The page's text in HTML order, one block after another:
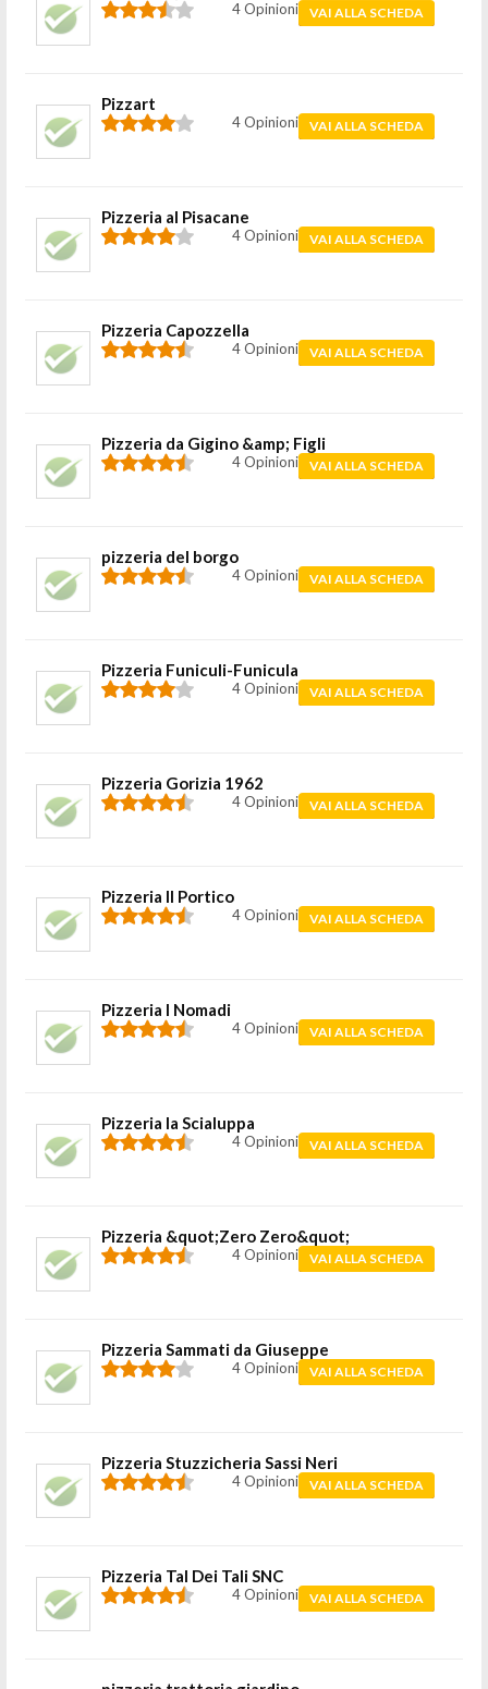
4 Opinioni VAI ALLA SCHEDA
Pizzart
4 Opinioni VAI ALLA SCHEDA
Pizzeria al Pisacane
4 Opinioni VAI ALLA SCHEDA
Pizzeria Capozzella
4 Opinioni VAI ALLA SCHEDA
Pizzeria da Gigino &amp; Figli
4 Opinioni VAI ALLA SCHEDA
pizzeria del borgo
4 Opinioni VAI ALLA SCHEDA
Pizzeria Funiculi-Funicula
4 Opinioni VAI ALLA SCHEDA
Pizzeria Gorizia 1962
4 Opinioni VAI ALLA SCHEDA
Pizzeria Il Portico
4 Opinioni VAI ALLA SCHEDA
Pizzeria I Nomadi
4 Opinioni VAI ALLA SCHEDA
Pizzeria la Scialuppa
4 Opinioni VAI ALLA SCHEDA
Pizzeria &quot;Zero Zero&quot;
4 Opinioni VAI ALLA SCHEDA
Pizzeria Sammati da Giuseppe
4 Opinioni VAI ALLA SCHEDA
Pizzeria Stuzzicheria Sassi Neri
4 Opinioni VAI ALLA SCHEDA
Pizzeria Tal Dei Tali SNC
4 Opinioni VAI ALLA SCHEDA